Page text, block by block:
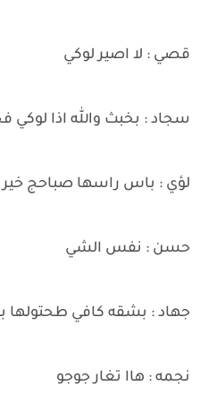
قصي : لا اصير لوكي
سجاد : بخبث والله اذا لوكي
لؤي : باس راسها صباحج خير
حسن : نفس الشي
جهاد : بشقه كافي
نجمه : هاا تغار جوجو